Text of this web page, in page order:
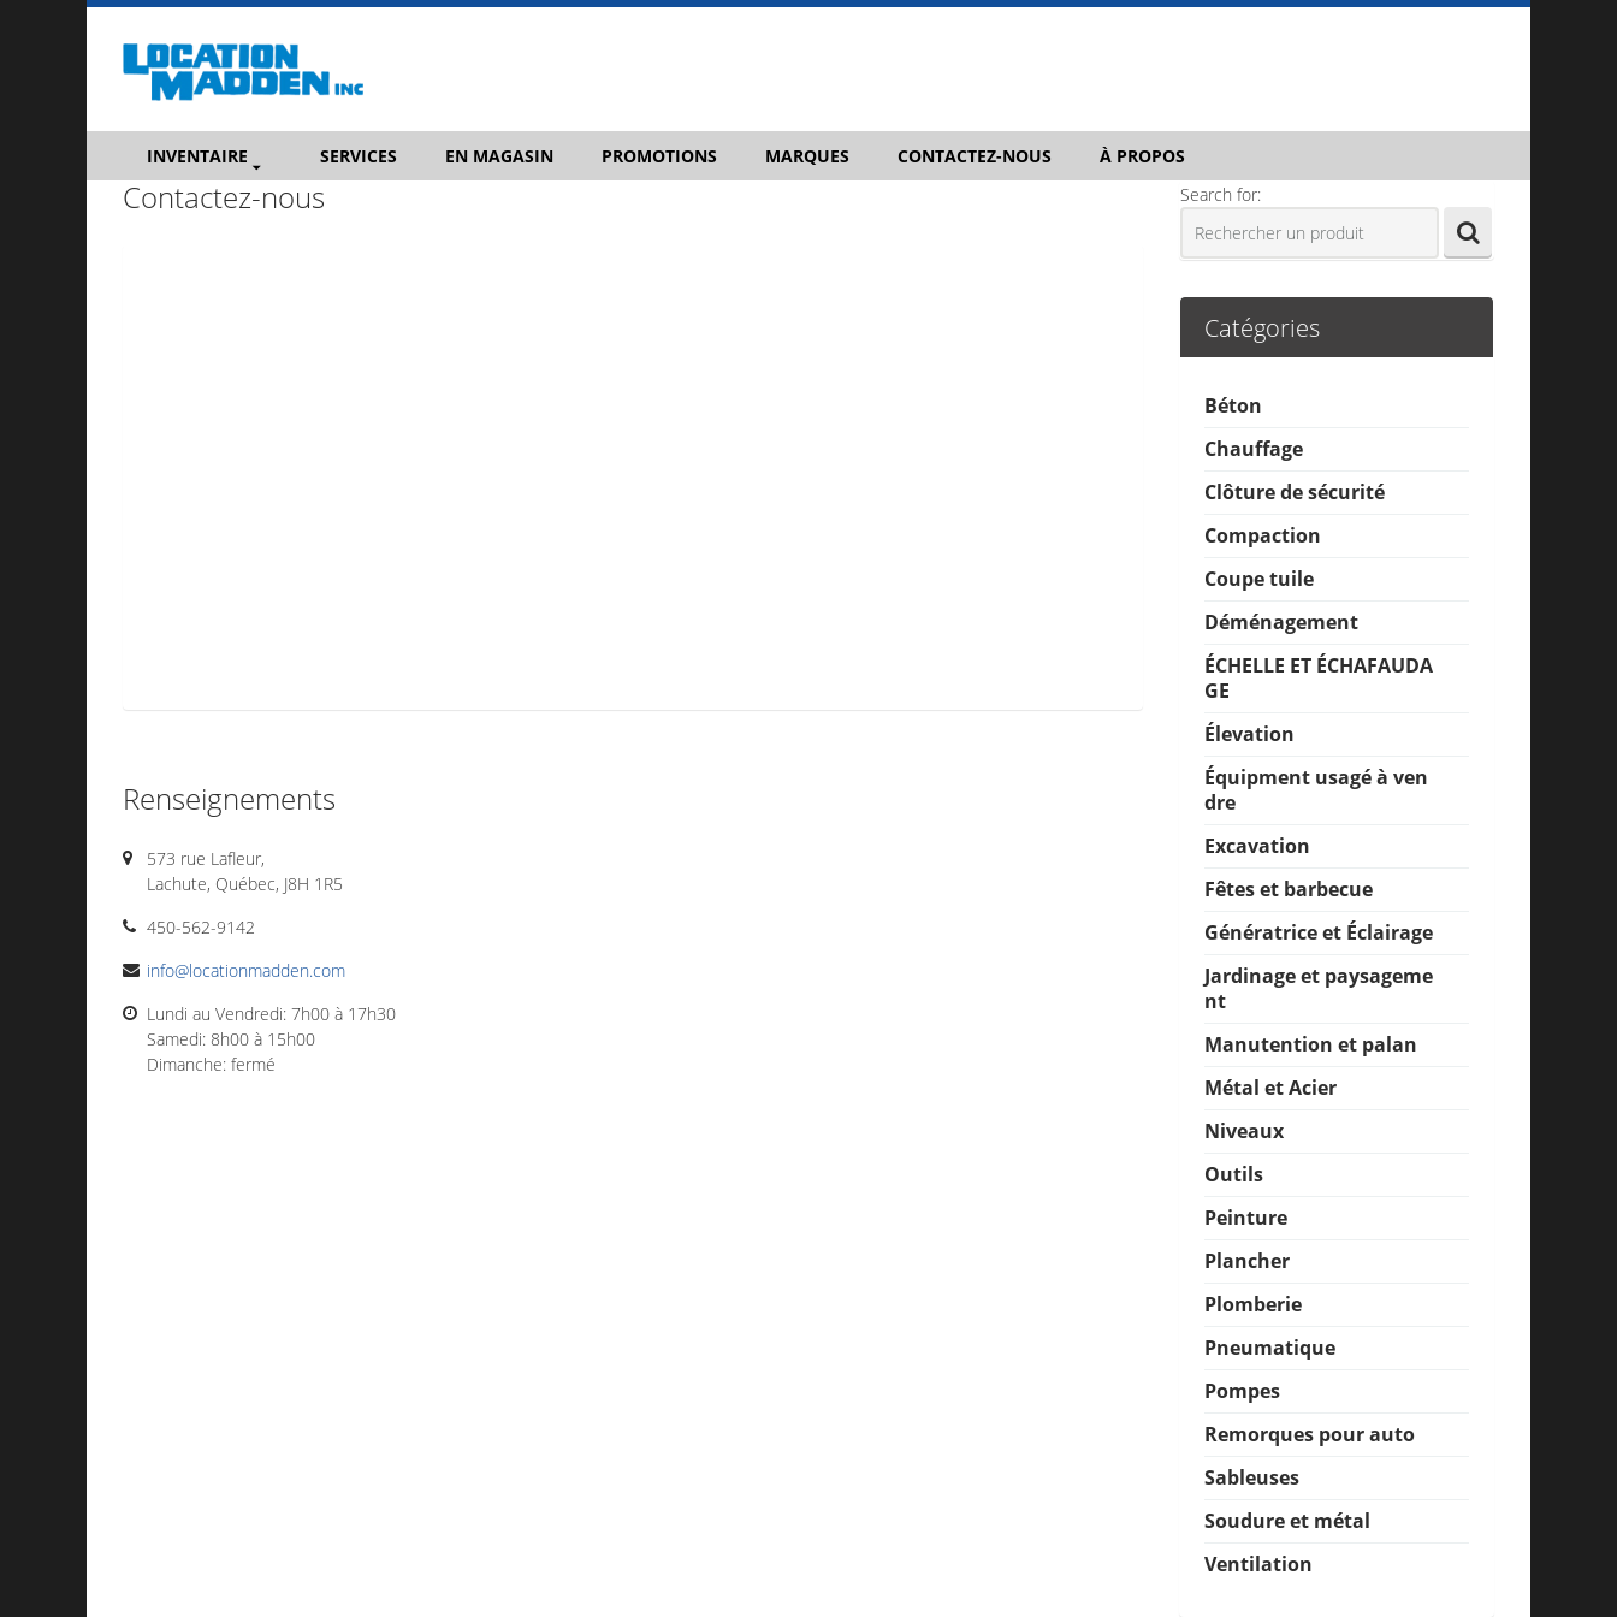
INVENTAIRE SERVICES EN MAGASIN PROMOTIONS MARQUES CONTACTEZ-NOUS À PROPOS
Contactez-nous
Renseignements
573 rue Lafleur,
Lachute, Québec, J8H 1R5
450-562-9142
info@locationmadden.com
Lundi au Vendredi: 7h00 à 17h30
Samedi: 8h00 à 15h00
Dimanche: fermé
Search for:
Catégories
Béton
Chauffage
Clôture de sécurité
Compaction
Coupe tuile
Déménagement
ÉCHELLE ET ÉCHAFAUDA
GE
Élevation
Équipment usagé à ven
dre
Excavation
Fêtes et barbecue
Génératrice et Éclairage
Jardinage et paysageme
nt
Manutention et palan
Métal et Acier
Niveaux
Outils
Peinture
Plancher
Plomberie
Pneumatique
Pompes
Remorques pour auto
Sableuses
Soudure et métal
Ventilation